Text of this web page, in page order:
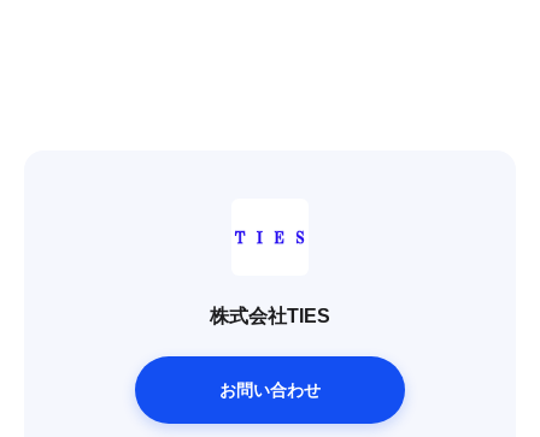
株式会社TIES
お問い合わせ